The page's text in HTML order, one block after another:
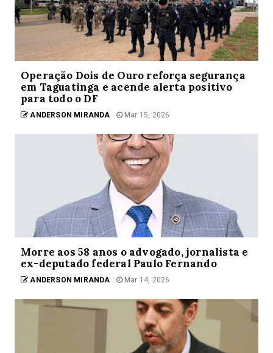
Operação Dois de Ouro reforça segurança
em Taguatinga e acende alerta positivo
para todo o DF
ANDERSON MIRANDA Mar 15, 2026
Morre aos 58 anos o advogado, jornalista e
ex-deputado federal Paulo Fernando
ANDERSON MIRANDA Mar 14, 2026